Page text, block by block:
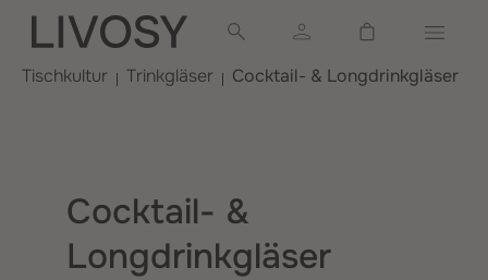
springen
Warenkorb
Tischkultur
Trinkgläser Cocktail- & Longdrinkgläser
Cocktail- &
Longdrinkgläser